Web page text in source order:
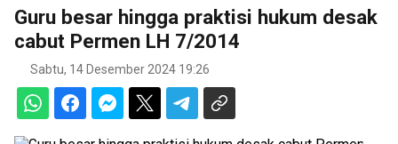
Guru besar hingga praktisi hukum desak
cabut Permen LH 7/2014
Sabtu, 14 Desember 2024 19:26